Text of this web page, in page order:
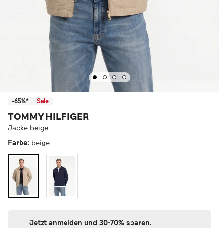
-65%* Sale
TOMMY HILFIGER
Jacke beige
Farbe: beige
Jetzt anmelden und 30-70% sparen.